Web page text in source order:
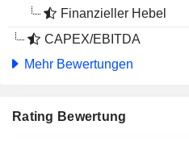
Finanzieller Hebel
CAPEX/EBITDA
Mehr Bewertungen
Rating Bewertung